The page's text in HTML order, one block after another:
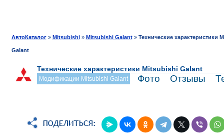
АвтоКаталог» Mitsubishi» Mitsubishi Galant» Технические характеристики
Galant
Технические характеристики Mitsubishi Galant
Модификации Mitsubishi Galant Фото Отзывы